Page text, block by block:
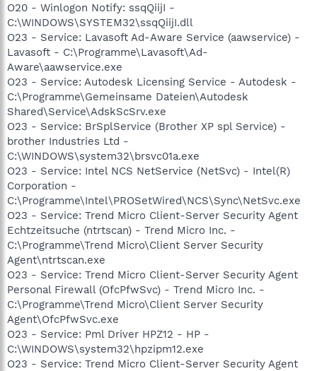
O20 - Winlogon Notify: ssqQiijI -
C:\WINDOWS\SYSTEM32\ssqQiijI.dll
O23 - Service: Lavasoft Ad-Aware Service (aawservice) -
Lavasoft - C:\Programme\Lavasoft\Ad-
Aware\aawservice.exe
O23 - Service: Autodesk Licensing Service - Autodesk -
C:\Programme\Gemeinsame Dateien\Autodesk
Shared\Service\AdskScSrv.exe
O23 - Service: BrSplService (Brother XP spl Service) -
brother Industries Ltd -
C:\WINDOWS\system32\brsvc01a.exe
O23 - Service: Intel NCS NetService (NetSvc) - Intel(R)
Corporation -
C:\Programme\Intel\PROSetWired\NCS\Sync\NetSvc.exe
O23 - Service: Trend Micro Client-Server Security Agent
Echtzeitsuche (ntrtscan) - Trend Micro Inc. -
C:\Programme\Trend Micro\Client Server Security
Agent\ntrtscan.exe
O23 - Service: Trend Micro Client-Server Security Agent
Personal Firewall (OfcPfwSvc) - Trend Micro Inc. -
C:\Programme\Trend Micro\Client Server Security
Agent\OfcPfwSvc.exe
O23 - Service: Pml Driver HPZ12 - HP -
C:\WINDOWS\system32\hpzipm12.exe
O23 - Service: Trend Micro Client-Server Security Agent